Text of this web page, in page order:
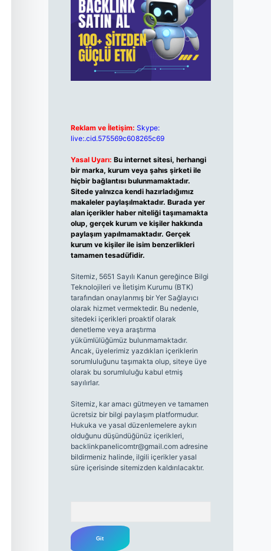
Reklam ve İletişim: Skype:
live:.cid.575569c608265c69
Yasal Uyarı: Bu internet sitesi, herhangi
bir marka, kurum veya şahıs şirketi ile
hiçbir bağlantısı bulunmamaktadır.
Sitede yalnızca kendi hazırladığımız
makaleler paylaşılmaktadır. Burada yer
alan içerikler haber niteliği taşımamakta
olup, gerçek kurum ve kişiler hakkında
paylaşım yapılmamaktadır. Gerçek
kurum ve kişiler ile isim benzerlikleri
tamamen tesadüfidir.
Sitemiz, 5651 Sayılı Kanun gereğince Bilgi
Teknolojileri ve İletişim Kurumu (BTK)
tarafından onaylanmış bir Yer Sağlayıcı
olarak hizmet vermektedir. Bu nedenle,
sitedeki içerikleri proaktif olarak
denetleme veya araştırma
yükümlülüğümüz bulunmamaktadır.
Ancak, üyelerimiz yazdıkları içeriklerin
sorumluluğunu taşımakta olup, siteye üye
olarak bu sorumluluğu kabul etmiş
sayılırlar.
Sitemiz, kar amacı gütmeyen ve tamamen
ücretsiz bir bilgi paylaşım platformudur.
Hukuka ve yasal düzenlemelere aykırı
olduğunu düşündüğünüz içerikleri,
backlinkpanelicomtr@gmail.comadresine
bildirmeniz halinde, ilgili içerikler yasal
süre içerisinde sitemizden kaldırılacaktır.